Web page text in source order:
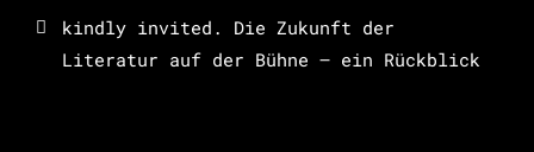
kindly invited. Die Zukunft der
Literatur auf der Bühne – ein Rückblick